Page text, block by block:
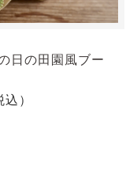
日の田園風ブー
込）